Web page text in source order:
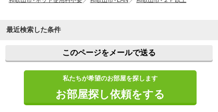
最近検索した条件
このページをメールで送る
私たちが希望のお部屋を探します
お部屋探し依頼をする